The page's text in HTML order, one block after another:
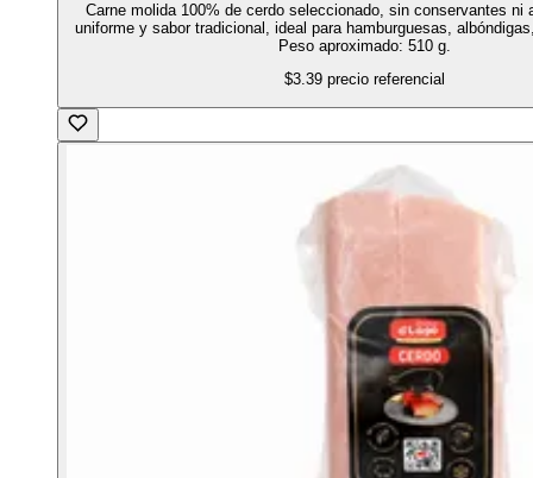
Carne molida 100% de cerdo seleccionado, sin conservantes ni
uniforme y sabor tradicional, ideal para hamburguesas,
Peso aproximado: 510 g.
$3.39 precio referencial